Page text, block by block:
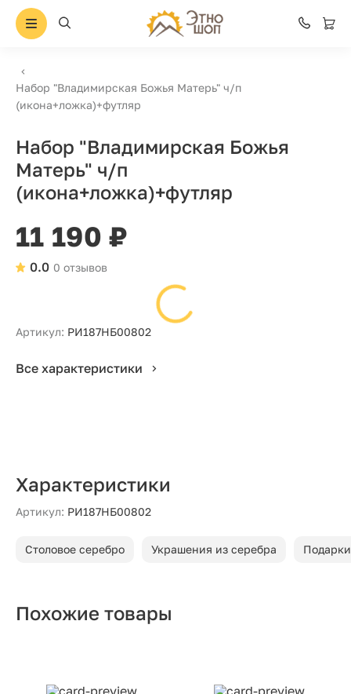
Набор "Владимирская Божья Матерь" ч/п
(икона+ложка)+футляр
Набор "Владимирская Божья
Матерь" ч/п
(икона+ложка)+футляр
11 190 ₽
0 отзывов
0.0
Артикул: РИ187НБ00802
Все характеристики
Характеристики
Артикул: РИ187НБ00802
Столовое серебро Украшения из серебра
Похожие товары